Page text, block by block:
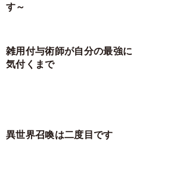
す～
雑用付与術師が自分の最強に
気付くまで
異世界召喚は二度目です